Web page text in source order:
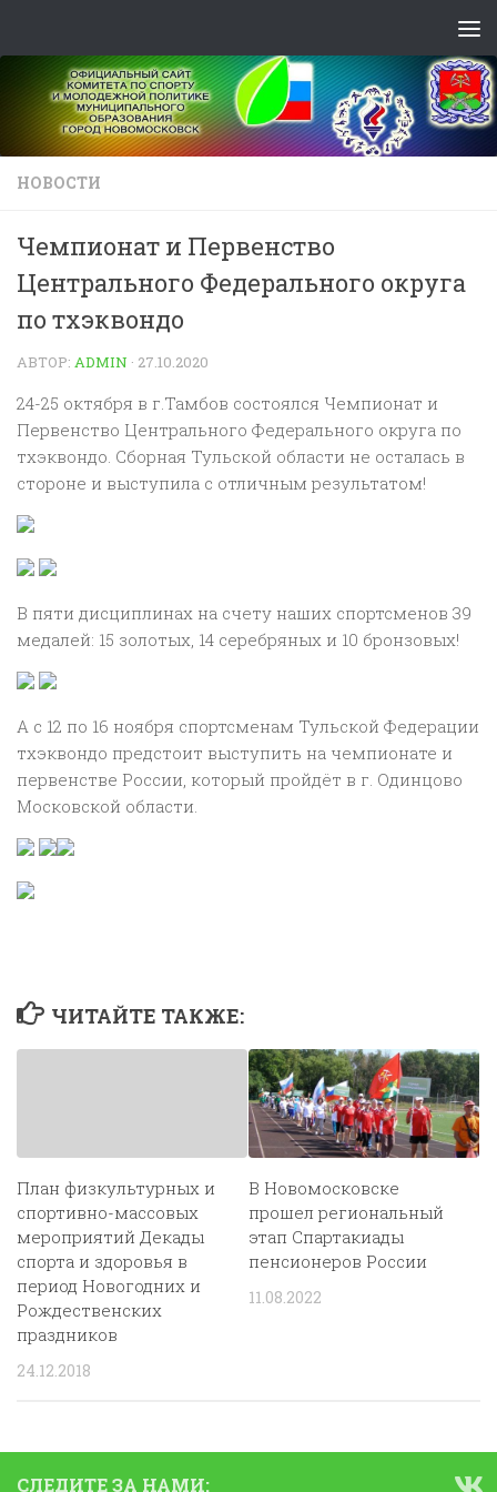
НОВОСТИ
Чемпионат и Первенство
Центрального Федерального округа
по тхэквондо
АВТОР: ADMIN · 27.10.2020
24-25 октября в г.Тамбов состоялся Чемпионат и
Первенство Центрального Федерального округа по
тхэквондо. Сборная Тульской области не осталась в
стороне и выступила с отличным результатом!
В пяти дисциплинах на счету наших спортсменов 39
медалей: 15 золотых, 14 серебряных и 10 бронзовых!
А с 12 по 16 ноября спортсменам Тульской Федерации
тхэквондо предстоит выступить на чемпионате и
первенстве России, который пройдёт в г. Одинцово
Московской области.
ЧИТАЙТЕ ТАКЖЕ:
План физкультурных и
спортивно-массовых
мероприятий Декады
спорта и здоровья в
период Новогодних и
Рождественских
праздников
24.12.2018
В Новомосковске
прошел региональный
этап Спартакиады
пенсионеров России
11.08.2022
СЛЕДИТЕ ЗА НАМИ: